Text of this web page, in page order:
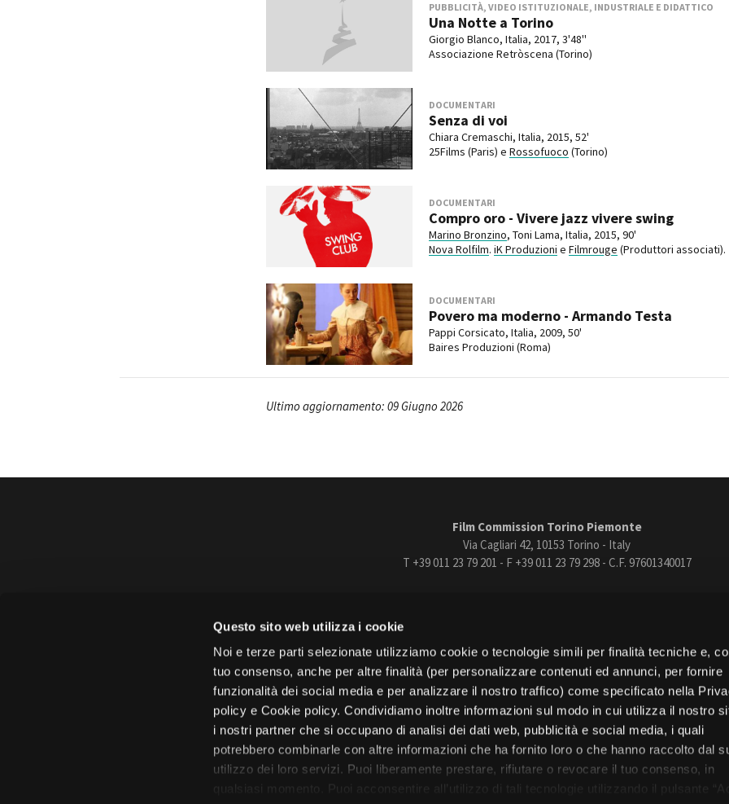
Questo sito web utilizza i cookie
Noi e terze parti selezionate utilizziamo cookie o tecnologie simili per finalità tecniche e,
tuo consenso, anche per altre finalità (per personalizzare contenuti ed annunci, per fornire
funzionalità dei social media e per analizzare il nostro traffico) come specificato nella
policy e Cookie policy. Condividiamo inoltre informazioni sul modo in cui utilizza il nostro
i nostri partner che si occupano di analisi dei dati web, pubblicità e social media, i quali
potrebbero combinarle con altre informazioni che ha fornito loro o che hanno raccolto dal
utilizzo dei loro servizi. Puoi liberamente prestare, rifiutare o revocare il tuo consenso, in
qualsiasi momento. Puoi acconsentire all’utilizzo di tali tecnologie utilizzando il pulsante
PUBBLICITÀ, VIDEO ISTITUZIONALE, INDUSTRIALE E DIDATTICO
Una Notte a Torino
Giorgio Blanco, Italia, 2017, 3'48''
Associazione Retròscena (Torino)
DOCUMENTARI
Senza di voi
Chiara Cremaschi, Italia, 2015, 52'
25Films (Paris) e Rossofuoco (Torino)
DOCUMENTARI
Compro oro - Vivere jazz vivere swing
Marino Bronzino, Toni Lama, Italia, 2015, 90'
Nova Rolfilm. iK Produzioni e Filmrouge (Produttori associati).
DOCUMENTARI
Povero ma moderno - Armando Testa
Pappi Corsicato, Italia, 2009, 50'
Baires Produzioni (Roma)
Ultimo aggiornamento: 09 Giugno 2026
Film Commission Torino Piemonte
Via Cagliari 42, 10153 Torino - Italy
T +39 011 23 79 201 - F +39 011 23 79 298 - C.F. 97601340017
FacebookInstagramYoutubeVimeo
Città di Torino Regione Piemonte